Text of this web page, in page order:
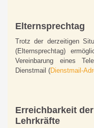
Elternsprechtag
Trotz der derzeitigen
(Elternsprechtag)
Vereinbarung eines
Dienstmail (Dienstmail-
Erreichbarkeit
Lehrkräfte